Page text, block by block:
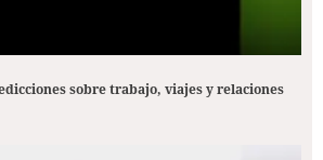
sobre trabajo, viajes y relaciones